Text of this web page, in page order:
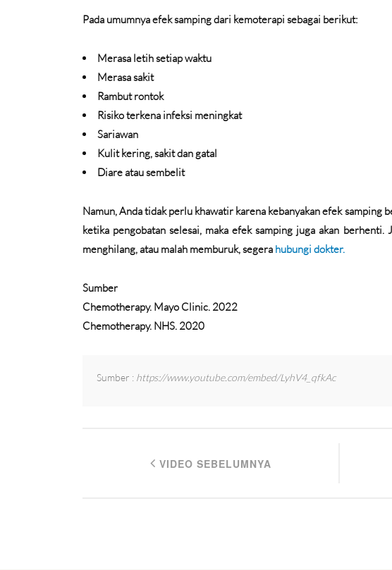
Pada umumnya efek samping dari kemoterapi sebagai berikut:
Merasa letih setiap waktu
Merasa sakit
Rambut rontok
Risiko terkena infeksi meningkat
Sariawan
Kulit kering, sakit dan gatal
Diare atau sembelit
Namun, Anda tidak perlu khawatir karena kebanyakan efek samping
ketika pengobatan selesai, maka efek samping juga akan
menghilang, atau malah memburuk, segera hubungi dokter.
Sumber
Chemotherapy. Mayo Clinic. 2022
Chemotherapy. NHS. 2020
Sumber : https://www.youtube.com/embed/LyhV4_qfkAc
VIDEO SEBELUMNYA